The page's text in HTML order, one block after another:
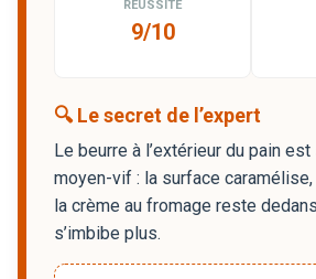
RÉUSSITE
9/10
🔍 Le secret de l’expert
Le beurre à l’extérieur du pain
moyen-vif : la surface
la crème au fromage reste
s’imbibe plus.